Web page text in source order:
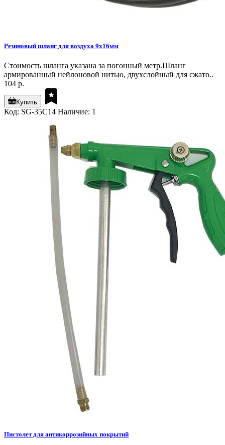
Резиновый шланг для воздуха 9х16мм
Стоимость шланга указана за погонный метр.Шланг
армированный нейлоновой нитью, двухслойный для сжато..
104 р.
Купить
Код: SG-35C14 Наличие: 1
Пистолет для антикоррозийных покрытий